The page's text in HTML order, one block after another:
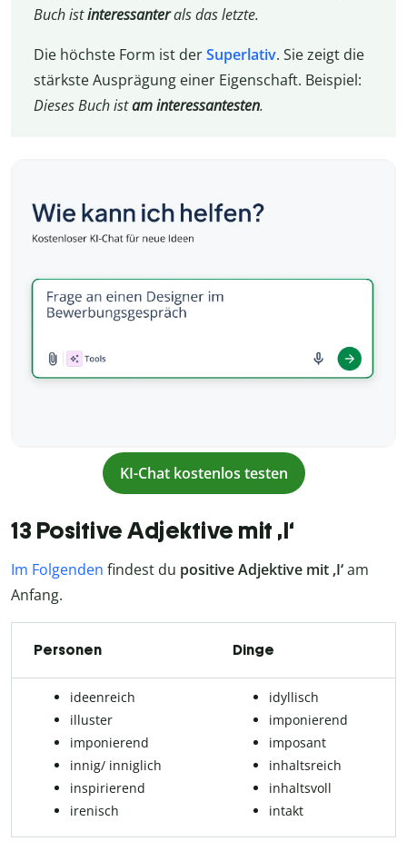
Buch istinteressanterals das letzte.
Die höchste Form ist derSuperlativ. Sie zeigt die
stärkste Ausprägung einer Eigenschaft. Beispiel:
Dieses Buch istam interessantesten.
KI-Chat kostenlos testen
13 Positive Adjektive mit ,I‘
Im Folgenden findest du positive Adjektive mit ,I‘am
Anfang.
Personen Dinge
ideenreich
illuster
im­po­nie­rend
in­nig/ in­nig­lich
inspirierend
ire­nisch
idyllisch
im­po­nie­rend
im­po­sant
in­halts­reich
in­halts­voll
in­takt